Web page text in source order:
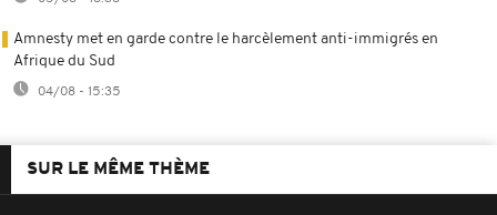
Amnesty met en garde contre le harcèlement anti-immigrés en
Afrique du Sud
04/08 - 15:35
SUR LE MÊME THÈME